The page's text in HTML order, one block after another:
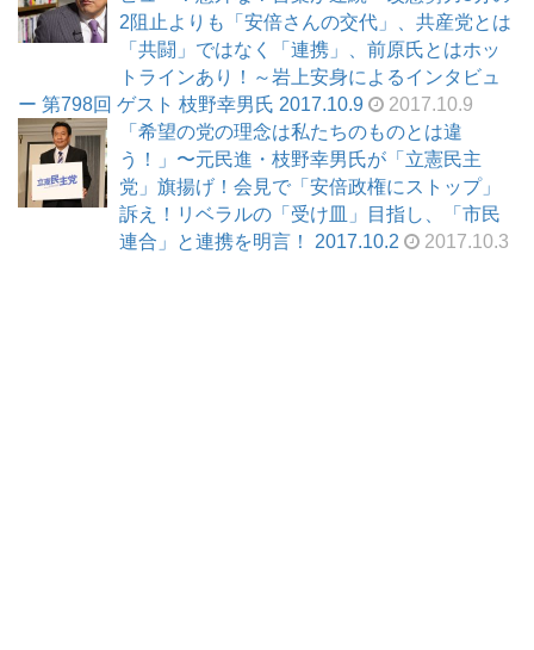
2阻止よりも「安倍さんの交代」、共産党とは
「共闘」ではなく「連携」、前原氏とはホッ
トラインあり！～岩上安身によるインタビュ
ー 第798回 ゲスト 枝野幸男氏 2017.10.9
2017.10.9
「希望の党の理念は私たちのものとは違
う！」〜元民進・枝野幸男氏が「立憲民主
党」旗揚げ！会見で「安倍政権にストップ」
訴え！リベラルの「受け皿」目指し、「市民
連合」と連携を明言！ 2017.10.2
2017.10.3